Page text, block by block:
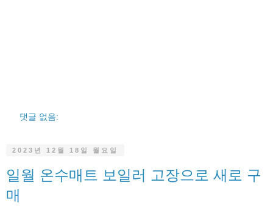
댓글 없음:
2023년 12월 18일 월요일
일월 온수매트 보일러 고장으로 새로 구
매